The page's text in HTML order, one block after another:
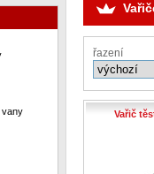
vany
řazení
Vařič